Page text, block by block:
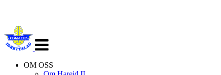
navigasjon
OM OSS